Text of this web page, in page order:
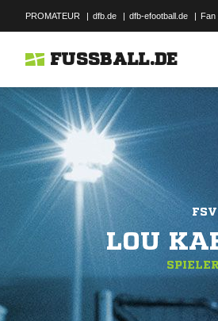
PROMATEUR | dfb.de | dfb-efootball.de | Fan
FUSSBALL.DE
LOU